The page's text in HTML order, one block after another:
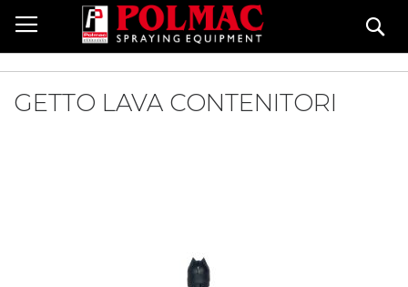
Salta
al
contenuto
GETTO LAVA CONTENITORI